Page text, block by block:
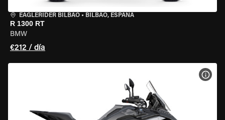
EAGLERIDER BILBAO • BILBAO, ESPAÑA
R 1300 RT
BMW
€212 / día
VER